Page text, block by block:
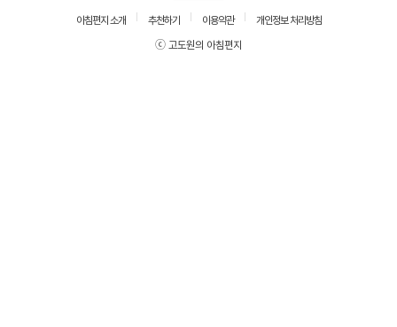
아침편지 소개 추천하기 이용약관
개인정보 처리방침
ⓒ 고도원의 아침편지